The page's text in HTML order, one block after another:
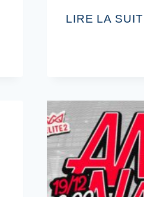
LIRE LA